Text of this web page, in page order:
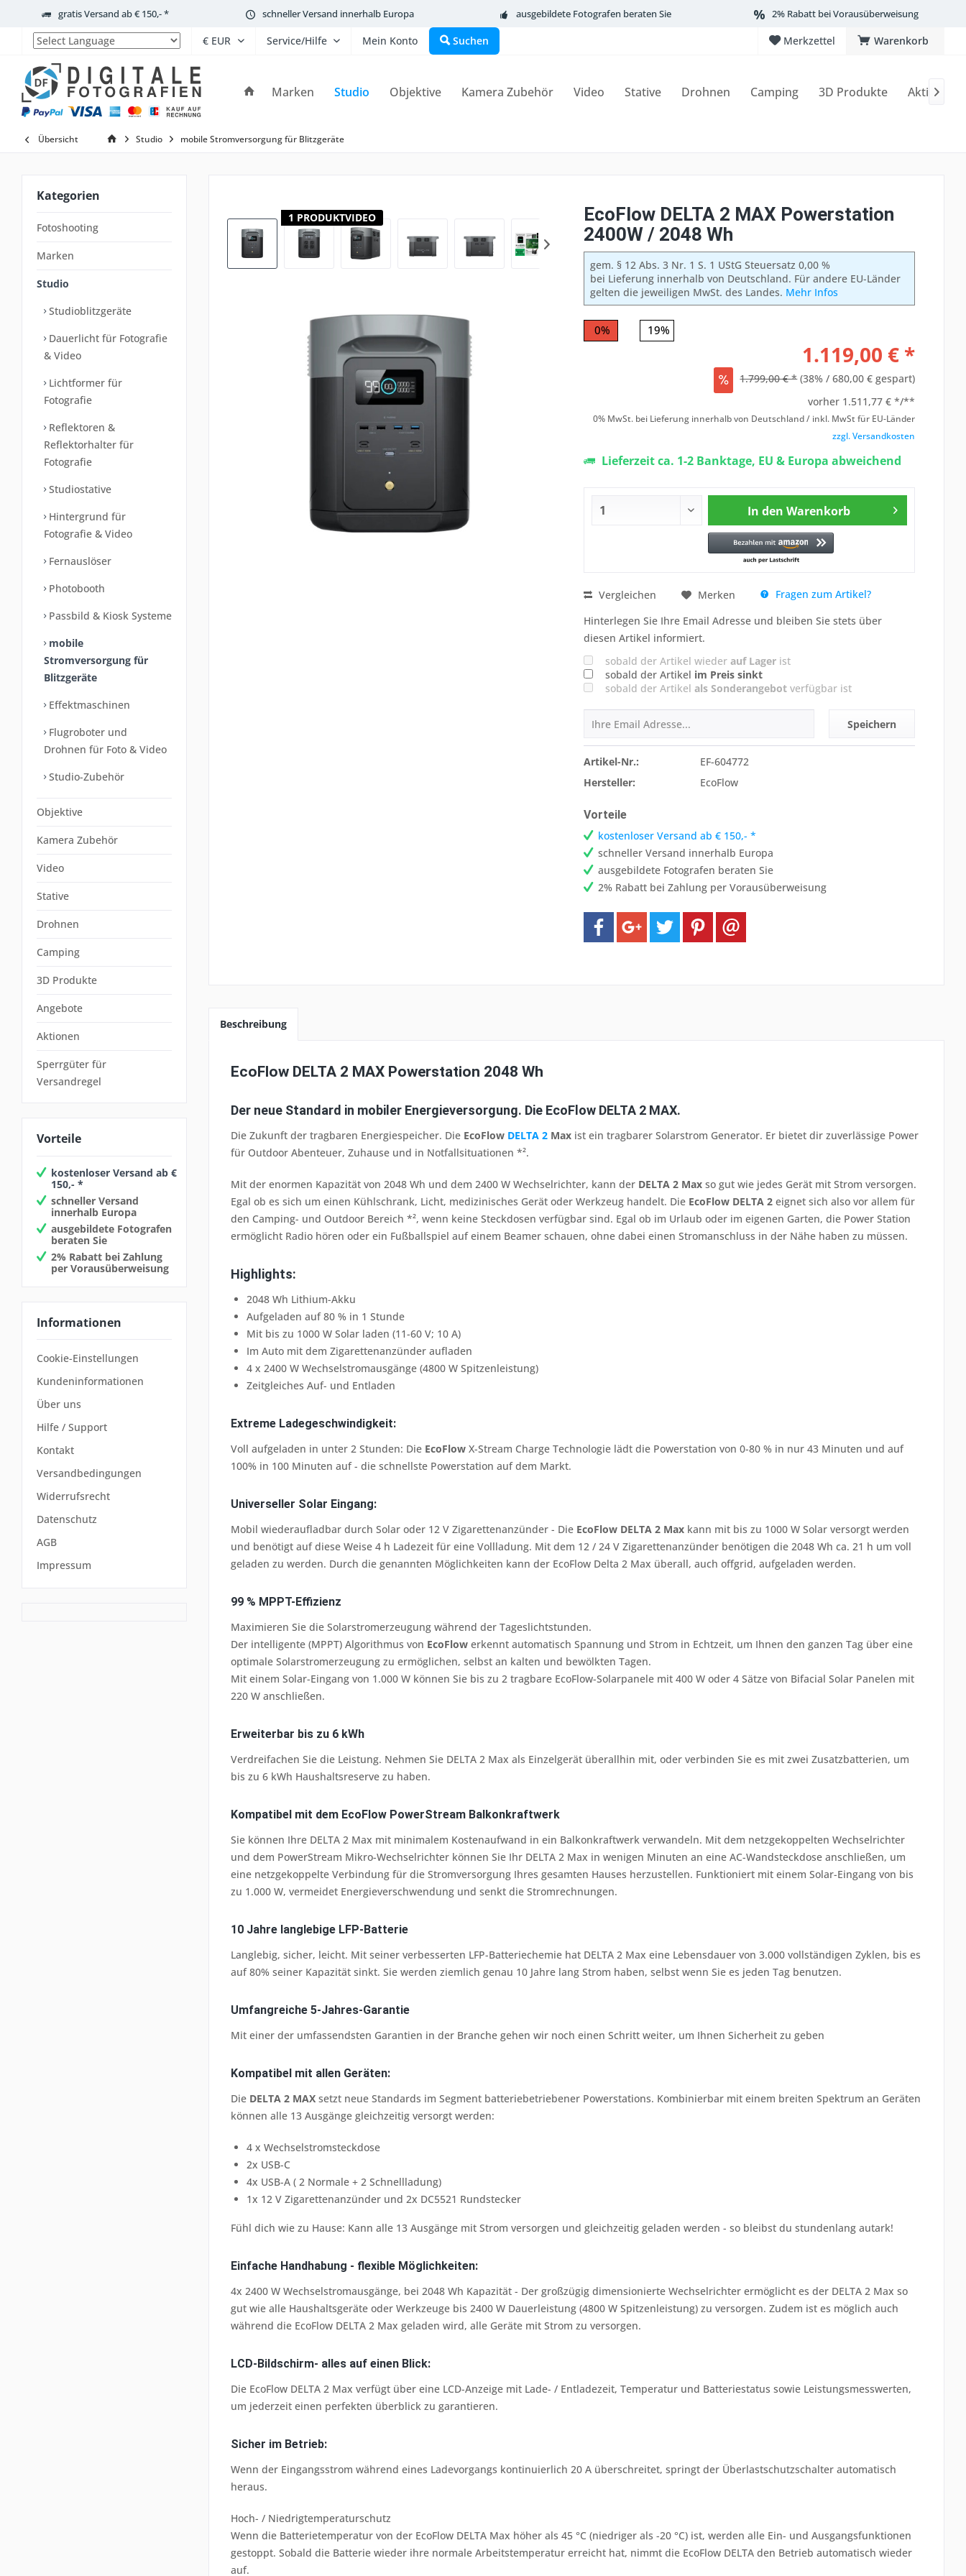
gratis Versand ab € 150,- * schneller Versand innerhalb Europa ausgebildete Fotografen beraten Sie 2% Rabatt bei Vorausüberweisung
Powered by
Warenkorb
Merkzettel
Service/Hilfe Mein Konto Suchen
Marken Studio Objektive Kamera Zubehör Video Stative Drohnen Camping 3D Produkte Aktionen

Übersicht Studio mobile Stromversorgung für Blitzgeräte
Kategorien
Fotoshooting
Marken
Studio
Studioblitzgeräte
Dauerlicht für Fotografie
& Video
Lichtformer für
Fotografie
Reflektoren &
Reflektorhalter für
Fotografie
Studiostative
Hintergrund für
Fotografie & Video
Fernauslöser
Photobooth
Passbild & Kiosk Systeme
mobile
Stromversorgung für
Blitzgeräte
Effektmaschinen
Flugroboter und
Drohnen für Foto & Video
Studio-Zubehör
Objektive
Kamera Zubehör
Video
Stative
Drohnen
Camping
3D Produkte
Angebote
Aktionen
Sperrgüter für
Versandregel
Vorteile
kostenloser Versand ab €
150,- *
schneller Versand
innerhalb Europa
ausgebildete Fotografen
beraten Sie
2% Rabatt bei Zahlung
per Vorausüberweisung
Informationen
Cookie-Einstellungen
Kundeninformationen
Über uns
Hilfe / Support
Kontakt
Versandbedingungen
Widerrufsrecht
Datenschutz
AGB
Impressum
1 PRODUKTVIDEO
EcoFlow DELTA 2 MAX Powerstation
2400W / 2048 Wh
gem. § 12 Abs. 3 Nr. 1 S. 1 UStG Steuersatz 0,00 %
bei Lieferung innerhalb von Deutschland. Für andere EU-Länder
gelten die jeweiligen MwSt. des Landes. Mehr Infos
0% 19%
1.119,00 € *
1.799,00 € * (38% / 680,00 € gespart)
vorher 1.511,77 € */**
0% MwSt. bei Lieferung innerhalb von Deutschland / inkl. MwSt für EU-Länder
zzgl. Versandkosten
Lieferzeit ca. 1-2 Banktage, EU & Europa abweichend
In den Warenkorb
Vergleichen Merken
Fragen zum Artikel?
Hinterlegen Sie Ihre Email Adresse und bleiben Sie stets über
diesen Artikel informiert.
sobald der Artikel wieder auf Lagerist
sobald der Artikel im Preis sinkt
sobald der Artikel als Sonderangebotverfügbar ist
Speichern
Artikel-Nr.:
EF-604772
Hersteller:
EcoFlow
Vorteile
kostenloser Versand ab € 150,- *
schneller Versand innerhalb Europa
ausgebildete Fotografen beraten Sie
2% Rabatt bei Zahlung per Vorausüberweisung
Beschreibung
EcoFlow DELTA 2 MAX Powerstation 2048 Wh
Der neue Standard in mobiler Energieversorgung. Die EcoFlow DELTA 2 MAX.
Die Zukunft der tragbaren Energiespeicher. Die EcoFlow DELTA 2 Max ist ein tragbarer Solarstrom Generator. Er bietet dir zuverlässige Power
für Outdoor Abenteuer, Zuhause und in Notfallsituationen *².
Mit der enormen Kapazität von 2048 Wh und dem 2400 W Wechselrichter, kann der DELTA 2 Max so gut wie jedes Gerät mit Strom versorgen.
Egal ob es sich um einen Kühlschrank, Licht, medizinisches Gerät oder Werkzeug handelt. Die EcoFlow DELTA 2 eignet sich also vor allem für
den Camping- und Outdoor Bereich *², wenn keine Steckdosen verfügbar sind. Egal ob im Urlaub oder im eigenen Garten, die Power Station
ermöglicht Radio hören oder ein Fußballspiel auf einem Beamer schauen, ohne dabei einen Stromanschluss in der Nähe haben zu müssen.
Highlights:
2048 Wh Lithium-Akku
Aufgeladen auf 80 % in 1 Stunde
Mit bis zu 1000 W Solar laden (11-60 V; 10 A)
Im Auto mit dem Zigarettenanzünder aufladen
4 x 2400 W Wechselstromausgänge (4800 W Spitzenleistung)
Zeitgleiches Auf- und Entladen
Extreme Ladegeschwindigkeit:
Voll aufgeladen in unter 2 Stunden: Die EcoFlow X-Stream Charge Technologie lädt die Powerstation von 0-80 % in nur 43 Minuten und auf
100% in 100 Minuten auf - die schnellste Powerstation auf dem Markt.
Universeller Solar Eingang:
Mobil wiederaufladbar durch Solar oder 12 V Zigarettenanzünder - Die EcoFlow DELTA 2 Max kann mit bis zu 1000 W Solar versorgt werden
und benötigt auf diese Weise 4 h Ladezeit für eine Vollladung. Mit dem 12 / 24 V Zigarettenanzünder benötigen die 2048 Wh ca. 21 h um voll
geladen zu werden. Durch die genannten Möglichkeiten kann der EcoFlow Delta 2 Max überall, auch offgrid, aufgeladen werden.
99 % MPPT-Effizienz
Maximieren Sie die Solarstromerzeugung während der Tageslichtstunden.
Der intelligente (MPPT) Algorithmus von EcoFlow erkennt automatisch Spannung und Strom in Echtzeit, um Ihnen den ganzen Tag über eine
optimale Solarstromerzeugung zu ermöglichen, selbst an kalten und bewölkten Tagen.
Mit einem Solar-Eingang von 1.000 W können Sie bis zu 2 tragbare EcoFlow-Solarpanele mit 400 W oder 4 Sätze von Bifacial Solar Panelen mit
220 W anschließen.
Erweiterbar bis zu 6 kWh
Verdreifachen Sie die Leistung. Nehmen Sie DELTA 2 Max als Einzelgerät überallhin mit, oder verbinden Sie es mit zwei Zusatzbatterien, um
bis zu 6 kWh Haushaltsreserve zu haben.
Kompatibel mit dem EcoFlow PowerStream Balkonkraftwerk
Sie können Ihre DELTA 2 Max mit minimalem Kostenaufwand in ein Balkonkraftwerk verwandeln. Mit dem netzgekoppelten Wechselrichter
und dem PowerStream Mikro-Wechselrichter können Sie Ihr DELTA 2 Max in wenigen Minuten an eine AC-Wandsteckdose anschließen, um
eine netzgekoppelte Verbindung für die Stromversorgung Ihres gesamten Hauses herzustellen. Funktioniert mit einem Solar-Eingang von bis
zu 1.000 W, vermeidet Energieverschwendung und senkt die Stromrechnungen.
10 Jahre langlebige LFP-Batterie
Langlebig, sicher, leicht. Mit seiner verbesserten LFP-Batteriechemie hat DELTA 2 Max eine Lebensdauer von 3.000 vollständigen Zyklen, bis es
auf 80% seiner Kapazität sinkt. Sie werden ziemlich genau 10 Jahre lang Strom haben, selbst wenn Sie es jeden Tag benutzen.
Umfangreiche 5-Jahres-Garantie
Mit einer der umfassendsten Garantien in der Branche gehen wir noch einen Schritt weiter, um Ihnen Sicherheit zu geben
Kompatibel mit allen Geräten:
Die DELTA 2 MAX setzt neue Standards im Segment batteriebetriebener Powerstations. Kombinierbar mit einem breiten Spektrum an Geräten
können alle 13 Ausgänge gleichzeitig versorgt werden:
4 x Wechselstromsteckdose
2x USB-C
4x USB-A ( 2 Normale + 2 Schnellladung)
1x 12 V Zigarettenanzünder und 2x DC5521 Rundstecker
Fühl dich wie zu Hause: Kann alle 13 Ausgänge mit Strom versorgen und gleichzeitig geladen werden - so bleibst du stundenlang autark!
Einfache Handhabung - flexible Möglichkeiten:
4x 2400 W Wechselstromausgänge, bei 2048 Wh Kapazität - Der großzügig dimensionierte Wechselrichter ermöglicht es der DELTA 2 Max so
gut wie alle Haushaltsgeräte oder Werkzeuge bis 2400 W Dauerleistung (4800 W Spitzenleistung) zu versorgen. Zudem ist es möglich auch
während die EcoFlow DELTA 2 Max geladen wird, alle Geräte mit Strom zu versorgen.
LCD-Bildschirm- alles auf einen Blick:
Die EcoFlow DELTA 2 Max verfügt über eine LCD-Anzeige mit Lade- / Entladezeit, Temperatur und Batteriestatus sowie Leistungsmesswerten,
um jederzeit einen perfekten überblick zu garantieren.
Sicher im Betrieb:
Wenn der Eingangsstrom während eines Ladevorgangs kontinuierlich 20 A überschreitet, springt der Überlastschutzschalter automatisch
heraus.
Hoch- / Niedrigtemperaturschutz
Wenn die Batterietemperatur von der EcoFlow DELTA Max höher als 45 °C (niedriger als -20 °C) ist, werden alle Ein- und Ausgangsfunktionen
gestoppt. Sobald die Batterie wieder ihre normale Arbeitstemperatur erreicht hat, nimmt die EcoFlow DELTA den Betrieb automatisch wieder
auf.